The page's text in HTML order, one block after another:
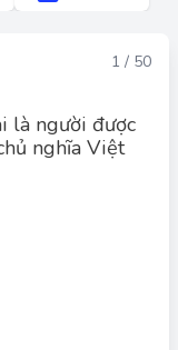
1 / 50
là người được
nghĩa Việt
thay mặt Nước
pháp năm 2013.